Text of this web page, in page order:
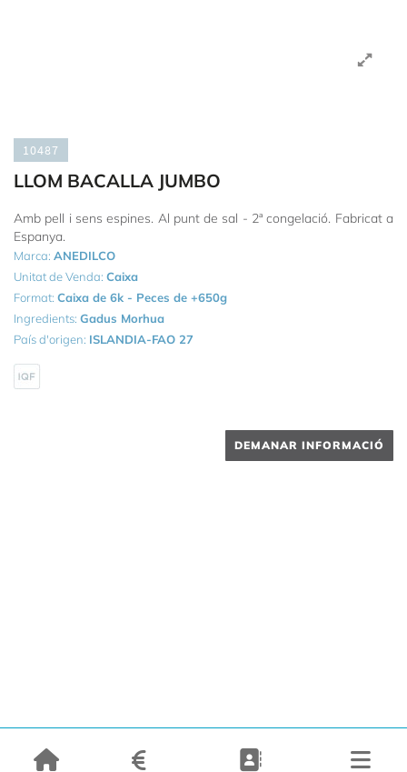
10487
LLOM BACALLA JUMBO
Amb pell i sens espines. Al punt de sal - 2ª congelació. Fabricat a
Espanya.
Marca: ANEDILCO
Unitat de Venda: Caixa
Format: Caixa de 6k - Peces de +650g
Ingredients: Gadus Morhua
País d'origen: ISLANDIA-FAO 27
DEMANAR INFORMACIÓ